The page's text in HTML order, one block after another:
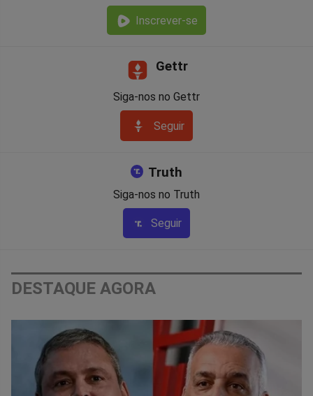
Inscrever-se
Gettr
Siga-nos no Gettr
Seguir
Truth
Siga-nos no Truth
Seguir
DESTAQUE AGORA